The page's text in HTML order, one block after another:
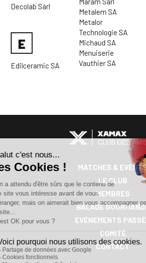
Decolab Sàrl
E
Edilceramic SA
Metalem SA
Metalor
Technologie SA
Michaud SA
Menuiserie
Vauthier SA
DES
AMIS
MATCHES &
LE CLUB
MEMBRES
BALADE
EVÉNEMENTS
COMITÉ
CONTACT